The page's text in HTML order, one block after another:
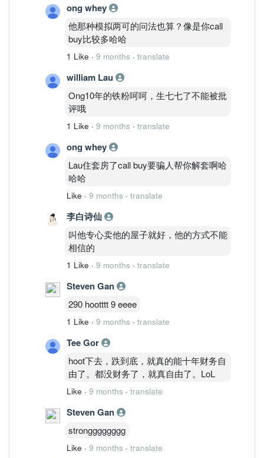
ong whey
他那种模拟两可的问法也算？像是你call
buy比较多哈哈
1 Like · 9 months · translate
william Lau
Ong10年的铁粉呵呵，生七七了不能被批
评哦
1 Like · 9 months · translate
ong whey
Lau住套房了call buy要骗人帮你解套啊哈
哈哈
Like · 9 months · translate
李白诗仙
叫他专心卖他的屋子就好，他的方式不能
相信的
1 Like · 9 months · translate
Steven Gan
290 hootttt 9 eeee
1 Like · 9 months · translate
Tee Gor
hoot下去，跌到底，就真的能十年财务自
由了。都没财务了，就真自由了。LoL
Like · 9 months · translate
Steven Gan
strongggggggg
Like · 9 months · translate